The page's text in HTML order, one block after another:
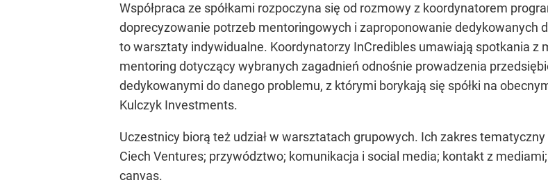
Współpraca ze spółkami rozpoczyna się od rozmowy z koordynatorem
doprecyzowanie potrzeb mentoringowych i zaproponowanie dedykowanych
to warsztaty indywidualne. Koordynatorzy InCredibles umawiają spotkania z
mentoring dotyczący wybranych zagadnień odnośnie prowadzenia
dedykowanymi do danego problemu, z którymi borykają się spółki na
Kulczyk Investments.
Uczestnicy biorą też udział w warsztatach grupowych. Ich zakres
Ciech Ventures; przywództwo; komunikacja i social media; kontakt z
canvas.